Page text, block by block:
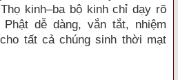
kinh–ba bộ kinh chỉ dạy rõ
Phật dễ dàng, vắn tắt, nhiệm
tất cả chúng sinh thời mạt